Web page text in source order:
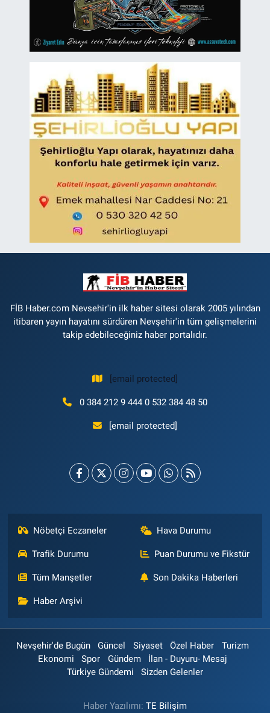
FİB Haber.com Nevsehir'in ilk haber sitesi olarak 2005 yılından
itibaren yayın hayatını sürdüren Nevşehir'in tüm gelişmelerini
takip edebileceğiniz haber portalıdır.
[email protected]
0 384 212 9 444 0 532 384 48 50
[email protected]
Nöbetçi Eczaneler Hava Durumu
Trafik Durumu Puan Durumu ve Fikstür
Tüm Manşetler Son Dakika Haberleri
Haber Arşivi
Nevşehir'de Bugün Güncel Siyaset Özel Haber
Turizm
Ekonomi
Spor Gündem
İlan - Duyuru- Mesaj
Türkiye Gündemi
Sizden Gelenler
Haber Yazılımı: TE Bilişim